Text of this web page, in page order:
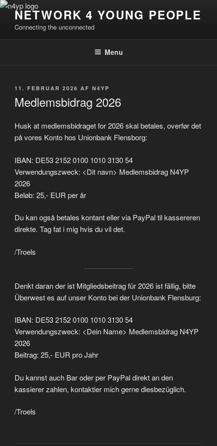
Videre
indhold
NETWORK 4 YOUNG PEOPLE
Connecting the unconnected
Menu
UDGIVET
11. FEBRUAR 2026 AF N4YP
Medlemsbidrag 2026
Husk at medlemsbidraget for 2026 skal betales, overfør det
på vores Konto hos Unionbank Flensborg:
IBAN: DE53 2152 0100 1010 3130 54
Verwendungszweck: <Dit navn> Medlemsbidrag N4YP
2026
Beløb: 25,- EUR per år
Du kan også betales kontant eller via PayPal til kassereren
direkte. Tag fat i mig hvis du vil det.
/Troels
Denkt daran der ist Mitgliedsbeitrag für 2026 ist fällig, bitte
Überwest es auf unser Konto bei der Unionbank Flensburg:
IBAN: DE53 2152 0100 1010 3130 54
Verwendungszweck: <Dein Name> Medlemsbidrag N4YP
2026
Beitrag: 25,- EUR pro Jahr
Du kannst auch Bar oder per PayPal direkt an den
kassierer zahlen, kontaktier mich gerne diesbezüglich.
/Troels